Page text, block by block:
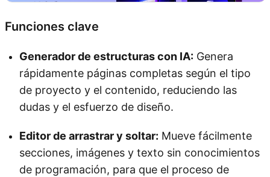
Funciones clave
Generador de estructuras con IA: Genera
rápidamente páginas completas según el tipo
de proyecto y el contenido, reduciendo las
dudas y el esfuerzo de diseño.
Editor de arrastrar y soltar: Mueve fácilmente
secciones, imágenes y texto sin conocimientos
de programación, para que el proceso de